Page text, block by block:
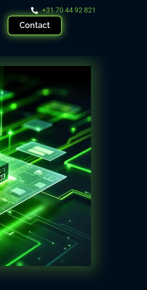
+31 70 44 92 821
Contact